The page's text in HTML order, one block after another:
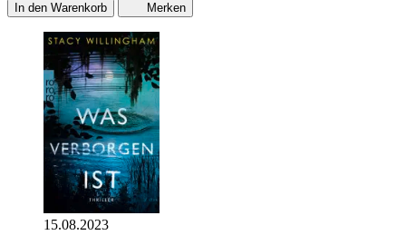
In den Warenkorb Merken
15.08.2023